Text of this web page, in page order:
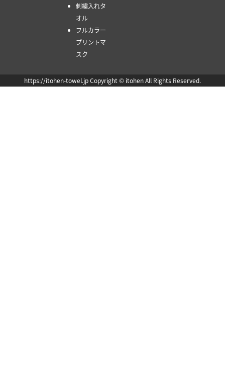
刺繍入れタ
オル
フルカラー
プリントマ
スク
https://itohen-towel.jp Copyright © itohen All Rights Reserved.